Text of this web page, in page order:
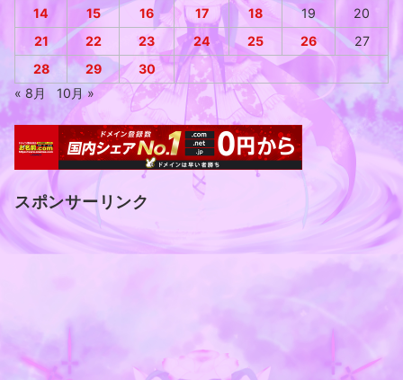
14
15 16 17 18 19
20
21
22 23 24 25 26
27
28
29
30
« 8月
10月 »
スポンサーリンク